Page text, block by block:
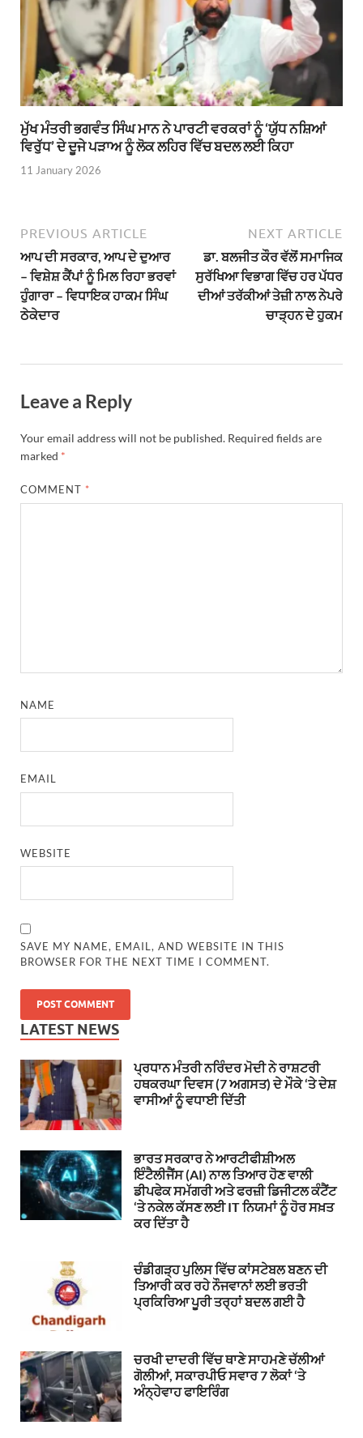
ਮੁੱਖ ਮੰਤਰੀ ਭਗਵੰਤ ਸਿੰਘ ਮਾਨ ਨੇ ਪਾਰਟੀ ਵਰਕਰਾਂ ਨੂੰ ‘ਯੁੱਧ ਨਸ਼ਿਆਂ
ਵਿਰੁੱਧ’ ਦੇ ਦੂਜੇ ਪੜਾਅ ਨੂੰ ਲੋਕ ਲਹਿਰ ਵਿੱਚ ਬਦਲ ਲਈ ਕਿਹਾ
11 January 2026
PREVIOUS ARTICLE
ਆਪ ਦੀ ਸਰਕਾਰ, ਆਪ ਦੇ ਦੁਆਰ
– ਵਿਸ਼ੇਸ਼ ਕੈਂਪਾਂ ਨੂੰ ਮਿਲ ਰਿਹਾ ਭਰਵਾਂ
ਹੁੰਗਾਰਾ – ਵਿਧਾਇਕ ਹਾਕਮ ਸਿੰਘ
ਠੇਕੇਦਾਰ
NEXT ARTICLE
ਡਾ. ਬਲਜੀਤ ਕੌਰ ਵੱਲੋਂ ਸਮਾਜਿਕ
ਸੁਰੱਖਿਆ ਵਿਭਾਗ ਵਿੱਚ ਹਰ ਪੱਧਰ
ਦੀਆਂ ਤਰੱਕੀਆਂ ਤੇਜ਼ੀ ਨਾਲ ਨੇਪਰੇ
ਚਾੜ੍ਹਨ ਦੇ ਹੁਕਮ
Leave a Reply
Your email address will not be published. Required fields are
marked *
COMMENT *
NAME
EMAIL
WEBSITE
SAVE MY NAME, EMAIL, AND WEBSITE IN THIS
BROWSER FOR THE NEXT TIME I COMMENT.
LATEST NEWS
ਪ੍ਰਧਾਨ ਮੰਤਰੀ ਨਰਿੰਦਰ ਮੋਦੀ ਨੇ ਰਾਸ਼ਟਰੀ
ਹਥਕਰਘਾ ਦਿਵਸ (7 ਅਗਸਤ) ਦੇ ਮੌਕੇ ‘ਤੇ ਦੇਸ਼
ਵਾਸੀਆਂ ਨੂੰ ਵਧਾਈ ਦਿੱਤੀ
ਭਾਰਤ ਸਰਕਾਰ ਨੇ ਆਰਟੀਫੀਸ਼ੀਅਲ
ਇੰਟੈਲੀਜੈਂਸ (AI) ਨਾਲ ਤਿਆਰ ਹੋਣ ਵਾਲੀ
ਡੀਪਫੇਕ ਸਮੱਗਰੀ ਅਤੇ ਫਰਜ਼ੀ ਡਿਜੀਟਲ ਕੰਟੈਂਟ
‘ਤੇ ਨਕੇਲ ਕੱਸਣ ਲਈ IT ਨਿਯਮਾਂ ਨੂੰ ਹੋਰ ਸਖ਼ਤ
ਕਰ ਦਿੱਤਾ ਹੈ
ਚੰਡੀਗੜ੍ਹ ਪੁਲਿਸ ਵਿੱਚ ਕਾਂਸਟੇਬਲ ਬਣਨ ਦੀ
ਤਿਆਰੀ ਕਰ ਰਹੇ ਨੌਜਵਾਨਾਂ ਲਈ ਭਰਤੀ
ਪ੍ਰਕਿਰਿਆ ਪੂਰੀ ਤਰ੍ਹਾਂ ਬਦਲ ਗਈ ਹੈ
ਚਰਖੀ ਦਾਦਰੀ ਵਿੱਚ ਥਾਣੇ ਸਾਹਮਣੇ ਚੱਲੀਆਂ
ਗੋਲੀਆਂ, ਸਕਾਰਪੀਓ ਸਵਾਰ 7 ਲੋਕਾਂ ‘ਤੇ
ਅੰਨ੍ਹੇਵਾਹ ਫਾਇਰਿੰਗ